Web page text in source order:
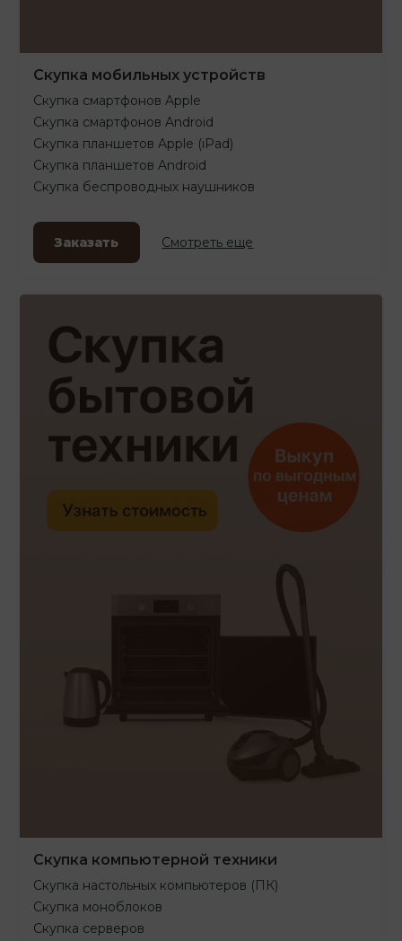
Скупка мобильных устройств
Скупка смартфонов Apple
Скупка смартфонов Android
Скупка планшетов Apple (iPad)
Скупка планшетов Android
Скупка беспроводных наушников
Заказать Смотреть еще
Скупка компьютерной техники
Скупка настольных компьютеров (ПК)
Скупка моноблоков
Скупка серверов